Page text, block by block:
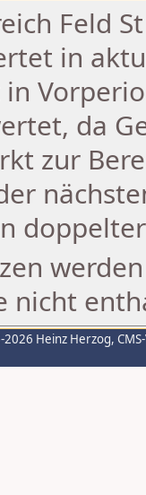
Feld
in
da
zur
nicht
Heinz Herzog,